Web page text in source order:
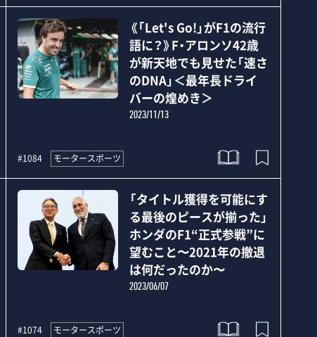
《「Let's Go!」がF1の流行
語に？》F・アロンソ42歳
が新天地でも見せた「速さ
のDNA」＜最年長ドライ
バーの煌めき＞
2023/11/13
#1084 モータースポーツ
「タイトル獲得を可能にす
る最後のピースが揃った」
ホンダのF1“正式参戦”に
望むこと〜2021年の撤退
は何だったのか〜
2023/06/07
#1074 モータースポーツ